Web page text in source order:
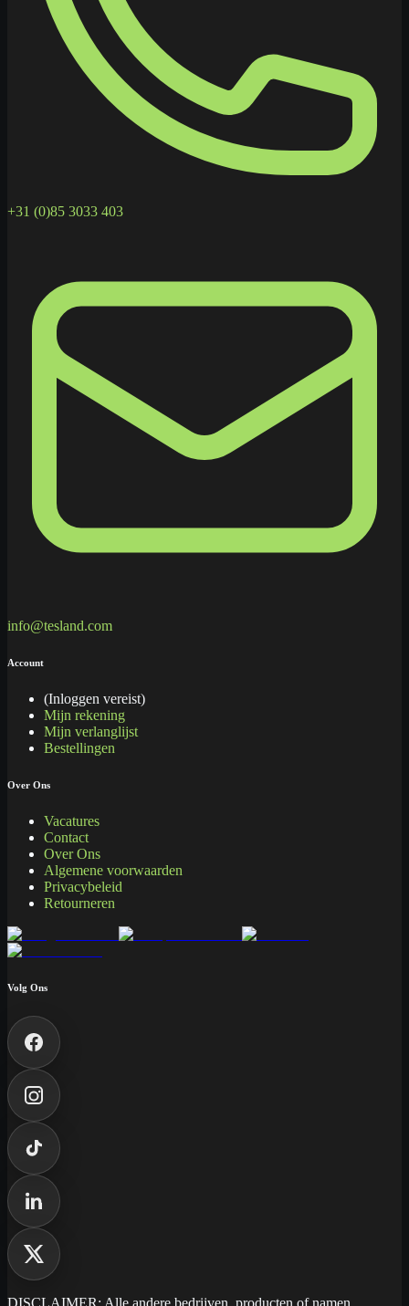
+31 (0)85 3033 403
info@tesland.com
Account
(Inloggen vereist)
Mijn rekening
Mijn verlanglijst
Bestellingen
Over Ons
Vacatures
Contact
Over Ons
Algemene voorwaarden
Privacybeleid
Retourneren
Volg Ons
DISCLAIMER: Alle andere bedrijven, producten of namen